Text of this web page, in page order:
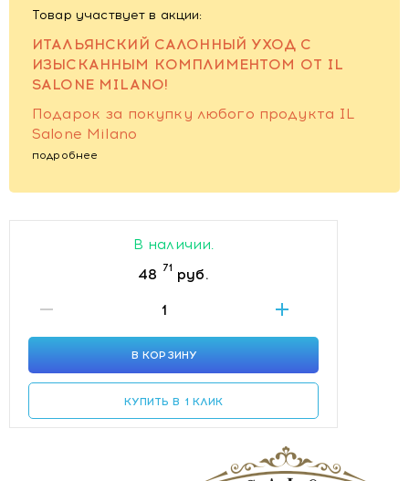
Товар участвует в акции:
ИТАЛЬЯНСКИЙ САЛОННЫЙ УХОД С
ИЗЫСКАННЫМ КОМПЛИМЕНТОМ ОТ IL
SALONE MILANO!
Подарок за покупку любого продукта IL
Salone Milano
подробнее
В наличии.
48 71 руб.
В КОРЗИНУ
КУПИТЬ В 1 КЛИК